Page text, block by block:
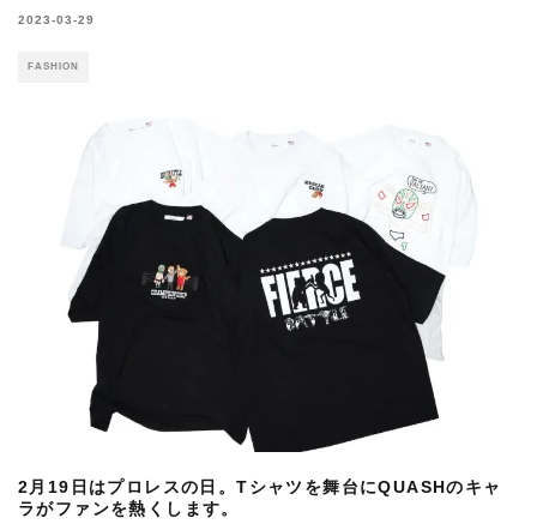
2023-03-29
FASHION
2月19日はプロレスの日。Tシャツを舞台にQUASHのキャ
ラがファンを熱くします。